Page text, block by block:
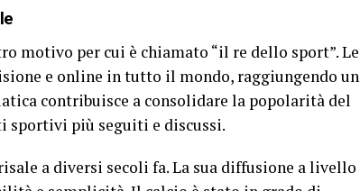
motivo per cui è chiamato “il re dello sport”. Le
e online in tutto il mondo, raggiungendo un
contribuisce a consolidare la popolarità del
sportivi più seguiti e discussi.
a diversi secoli fa. La sua diffusione a livello